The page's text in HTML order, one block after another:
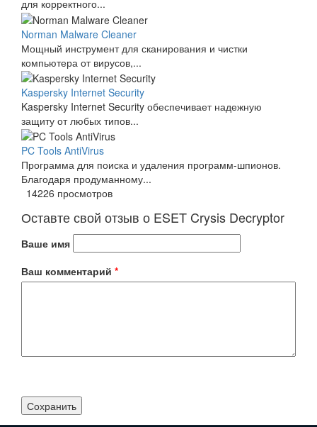
для корректного...
Norman Malware Cleaner
Мощный инструмент для сканирования и чистки
компьютера от вирусов,...
Kaspersky Internet Security
Kaspersky Internet Security обеспечивает надежную
защиту от любых типов...
PC Tools AntiVirus
Программа для поиска и удаления программ-шпионов.
Благодаря продуманному...
14226 просмотров
Оставте свой отзыв о ESET Crysis Decryptor
Ваше имя
Ваш комментарий *